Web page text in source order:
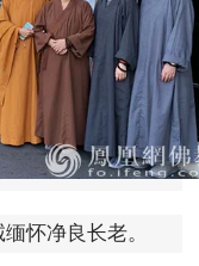
怀净良长老。